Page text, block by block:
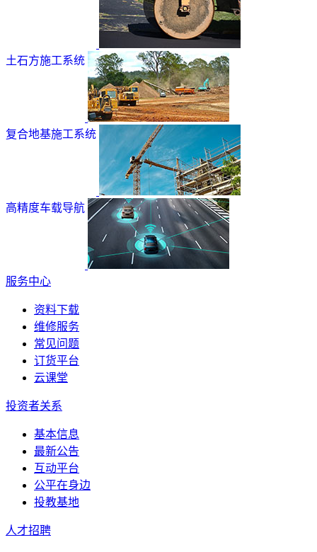
土石方施工系统
复合地基施工系统
高精度车载导航
服务中心
资料下载
维修服务
常见问题
订货平台
云课堂
投资者关系
基本信息
最新公告
互动平台
公平在身边
投教基地
人才招聘